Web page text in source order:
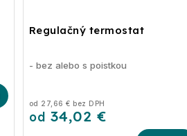
Regulačný termostat
od 27,66 € bez DPH
od 34,02 €
- bez alebo s poistkou